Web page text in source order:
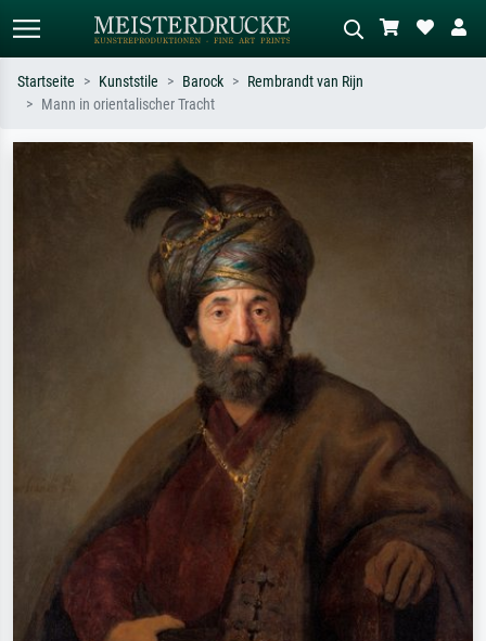
Suchen Sie nach Künstlern, Werktiteln
oder Stilen – z.B. Monet,
Sternennacht, Impressionismus, Welle
Hokusai, Akt.
Ölgemälde, Stehender Akt neben einem
Startseite Kunststile Barock
Rembrandt van Rijn
Mann in orientalischer Tracht